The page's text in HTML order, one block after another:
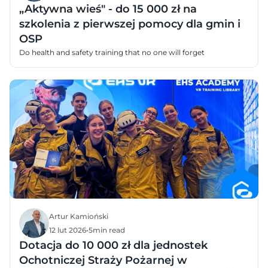
„Aktywna wieś" - do 15 000 zł na
szkolenia z pierwszej pomocy dla gmin i
OSP
Do health and safety training that no one will forget
Artur Kamioński
12 lut 2026•5min read
Dotacja do 10 000 zł dla jednostek
Ochotniczej Straży Pożarnej w